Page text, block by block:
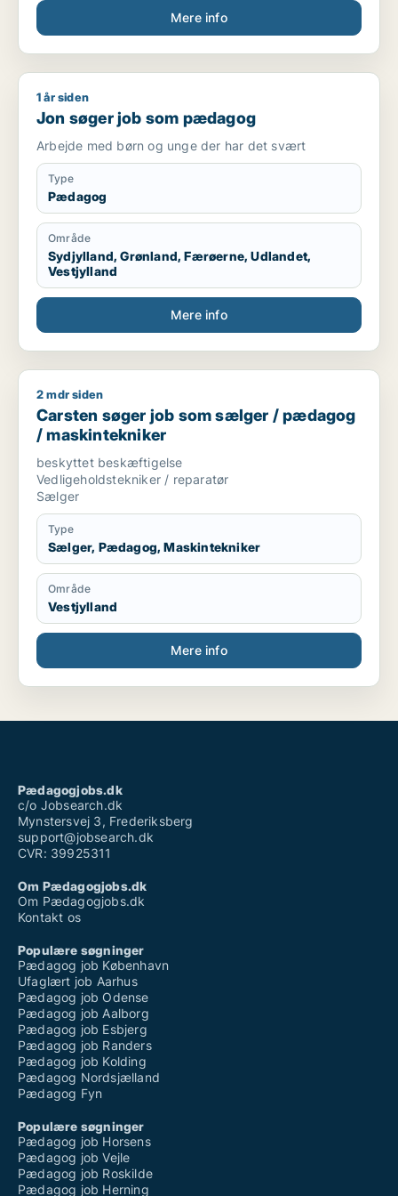
Kørekort kategori B
Mødestabil
Ansvarsbevidst
Hurtig til at lære nye arbejdsopgaver
Trives med fysisk arbejde
Kan arbejde selvstændigt og i teams
Sprog
Dansk – flydende
Engelsk – grundlæggende/godt niveau
Mere info
Jon søger job som pædagog
1 år siden
Jon søger job som pædagog
Arbejde med børn og unge der har det svært
Type
Pædagog
Område
Sydjylland, Grønland, Færøerne, Udlandet,
Vestjylland
Mere info
Carsten søger job som sælger / pædagog / maskintekniker
2 mdr siden
Carsten søger job som sælger / pædagog
/ maskintekniker
beskyttet beskæftigelse
Vedligeholdstekniker / reparatør
Sælger
Type
Sælger, Pædagog, Maskintekniker
Område
Vestjylland
Mere info
Pædagogjobs.dk
c/o Jobsearch.dk
Mynstersvej 3, Frederiksberg
support@jobsearch.dk
CVR: 39925311
Om Pædagogjobs.dk
Om Pædagogjobs.dk
Kontakt os
Populære søgninger
Pædagog job København
Ufaglært job Aarhus
Pædagog job Odense
Pædagog job Aalborg
Pædagog job Esbjerg
Pædagog job Randers
Pædagog job Kolding
Pædagog Nordsjælland
Pædagog Fyn
Populære søgninger
Pædagog job Horsens
Pædagog job Vejle
Pædagog job Roskilde
Pædagog job Herning